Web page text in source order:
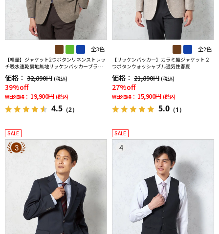
全3色
【軽量】ジャケット2つボタンリネンストレッ
チ吸水速乾裏地無地リッケンバッカーブラッ
ク春夏
価格： 32,890円 (税込)
39%off
WEB価格： 19,900円 (税込)
4.5 （2）
全2色
【リッケンバッカー】カラミ織ジャケット２
つボタンウォッシャブル通気性春夏
価格： 21,890円 (税込)
27%off
WEB価格： 15,900円 (税込)
5.0 （1）
SALE
3
SALE
4